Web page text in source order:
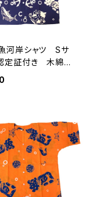
河岸シャツ Sサ
定証付き 木綿
ゃん 海ものが
×白 鰹 カツ
いシャツ 濱い
ツ 焼津 浜通り